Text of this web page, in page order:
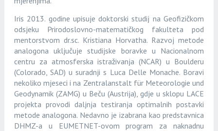
Iris 2013. godine upisuje doktorski studij na Geofizičkom
odsjeku Prirodoslovno-matematičkog fakulteta pod
mentorstvom dr.sc. Kristiana Horvatha. Razvoj metode
analogona uključuje studijske boravke u Nacionalnom
centru za atmosferska istraživanja (NCAR) u Boulderu
(Colorado, SAD) u suradnji s Luca Delle Monache. Boravi
nekoliko mjeseci i na Zentralanstalt für Meteorologie und
Geodynamik (ZAMG) u Beču (Austrija), gdje u sklopu LACE
projekta provodi daljnja testiranja optimalnih postavki
metode analogona. Nedavno je izabrana kao predstavnica
DHMZ-a u EUMETNET-ovom program za naknadnu